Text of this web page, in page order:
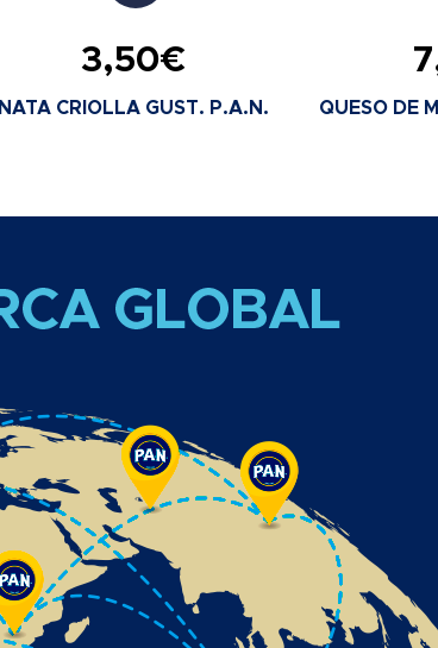
NATA CRIOLLA GUST. P.A.N.
3,50€
QUESO DE